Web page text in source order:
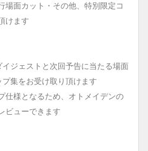
場面カット・その他、特別限定コ
けます
ジェストと次回予告に当たる場面
集をお受け取り頂けます
仕様となるため、オトメイデンの
ビューできます